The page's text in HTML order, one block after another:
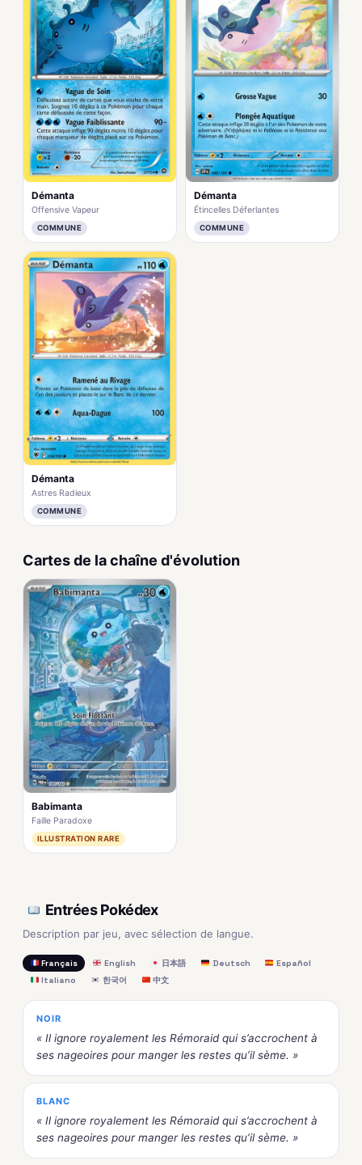
Démanta
Offensive Vapeur
COMMUNE
Démanta
Étincelles Déferlantes
COMMUNE
Démanta
Astres Radieux
COMMUNE
Cartes de la chaîne d'évolution
Babimanta
Faille Paradoxe
ILLUSTRATION RARE
Entrées Pokédex
Description par jeu, avec sélection de langue.
Français English 日本語 Deutsch
Español
Italiano
한국어 中文
NOIR
« Il ignore royalement les Rémoraid qui s’accrochent à
ses nageoires pour manger les restes qu’il sème. »
BLANC
« Il ignore royalement les Rémoraid qui s’accrochent à
ses nageoires pour manger les restes qu’il sème. »